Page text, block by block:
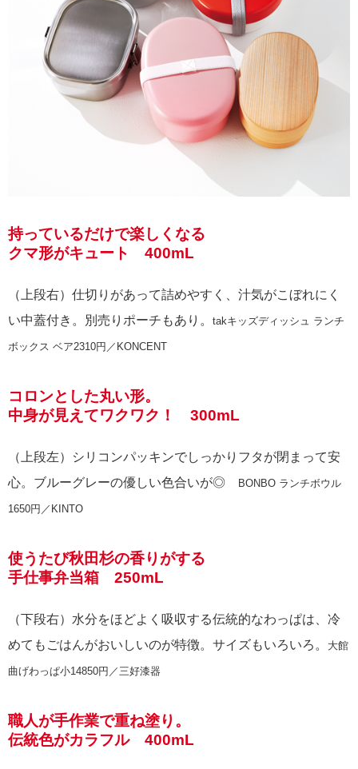
持っているだけで楽しくなる
クマ形がキュート 400mL
（上段右）仕切りがあって詰めやすく、汁気がこぼれにく
い中蓋付き。別売りポーチもあり。 takキッズディッシュ ランチ
ボックス ベア2310円／KONCENT
コロンとした丸い形。
中身が見えてワクワク！ 300mL
（上段左）シリコンパッキンでしっかりフタが閉まって安
心。ブルーグレーの優しい色合いが◎
BONBO ランチボウル
1650円／KINTO
使うたび秋田杉の香りがする
手仕事弁当箱 250mL
（下段右）水分をほどよく吸収する伝統的なわっぱは、冷
めてもごはんがおいしいのが特徴。サイズもいろいろ。
大館
曲げわっぱ小14850円／三好漆器
職人が手作業で重ね塗り。
伝統色がカラフル 400mL